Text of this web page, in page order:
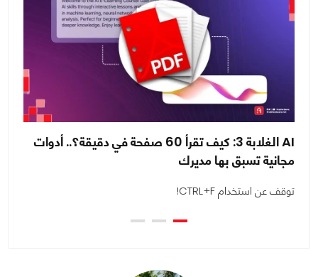
AI الغلابة 3: كيف تقرأ 60 صفحة في دقيقة؟.. أدوات
مجانية تسبق بها مديرك
توقف عن استخدام CTRL+F!